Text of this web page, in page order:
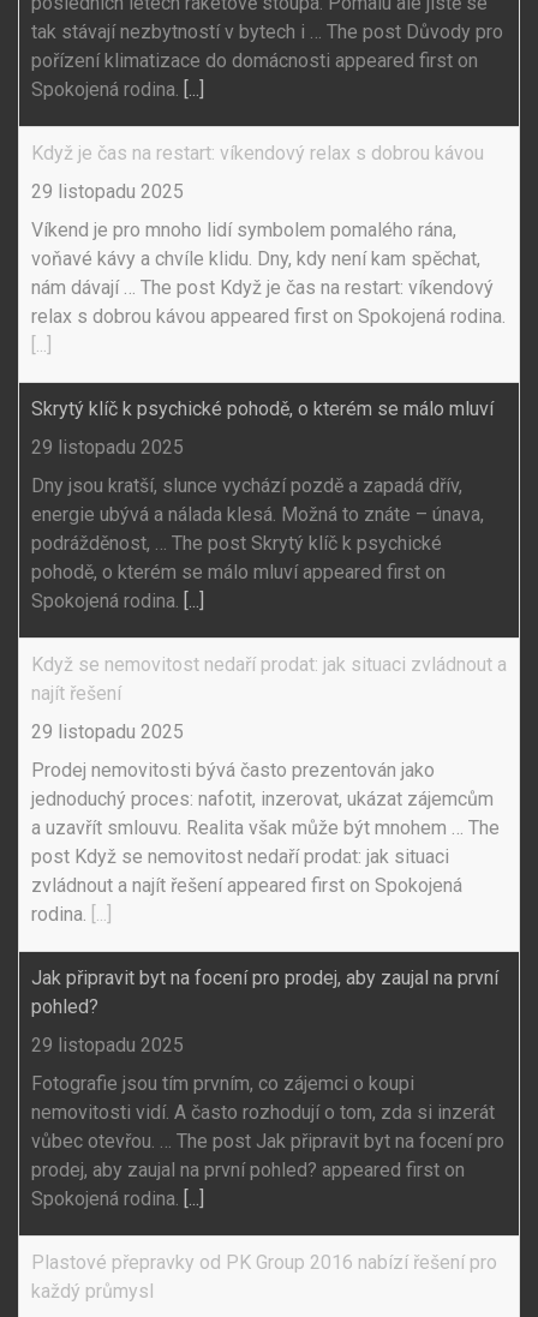
tak stávají nezbytností v bytech i … The post Důvody pro
pořízení klimatizace do domácnosti appeared first on
Spokojená rodina. [...]
Když je čas na restart: víkendový relax s dobrou kávou
29 listopadu 2025
Víkend je pro mnoho lidí symbolem pomalého rána,
voňavé kávy a chvíle klidu. Dny, kdy není kam spěchat,
nám dávají … The post Když je čas na restart: víkendový
relax s dobrou kávou appeared first on Spokojená rodina.
[...]
Skrytý klíč k psychické pohodě, o kterém se málo mluví
29 listopadu 2025
Dny jsou kratší, slunce vychází pozdě a zapadá dřív,
energie ubývá a nálada klesá. Možná to znáte – únava,
podrážděnost, … The post Skrytý klíč k psychické
pohodě, o kterém se málo mluví appeared first on
Spokojená rodina. [...]
Když se nemovitost nedaří prodat: jak situaci zvládnout a
najít řešení
29 listopadu 2025
Prodej nemovitosti bývá často prezentován jako
jednoduchý proces: nafotit, inzerovat, ukázat zájemcům
a uzavřít smlouvu. Realita však může být mnohem … The
post Když se nemovitost nedaří prodat: jak situaci
zvládnout a najít řešení appeared first on Spokojená
rodina. [...]
Jak připravit byt na focení pro prodej, aby zaujal na první
pohled?
29 listopadu 2025
Fotografie jsou tím prvním, co zájemci o koupi
nemovitosti vidí. A často rozhodují o tom, zda si inzerát
vůbec otevřou. … The post Jak připravit byt na focení pro
prodej, aby zaujal na první pohled? appeared first on
Spokojená rodina. [...]
Plastové přepravky od PK Group 2016 nabízí řešení pro
každý průmysl